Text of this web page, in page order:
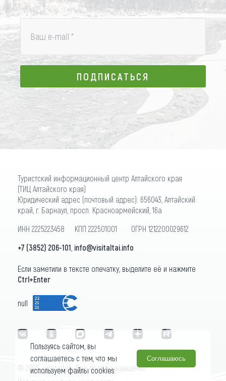
Ваш e-mail *
ПОДПИСАТЬСЯ
ПОДПИСАТЬСЯ
Туристский информационный центр Алтайского края
(ТИЦ Алтайского края)
Юридический адрес (почтовый адрес): 656043, Алтайский
край, г. Барнаул, просп. Красноармейский, 16а
ИНН 2225223458 КПП 222501001 ОГРН 1212200029612
+7 (3852) 206-101 info@visitaltai.info
Если заметили в тексте опечатку, выделите её и нажмите
Ctrl+Enter
null
© 2026 «visitaltai» Все права защищены.
Пользуясь сайтом, вы
соглашаетесь с тем, что мы
используем файлы cookies.
Соглашаюсь